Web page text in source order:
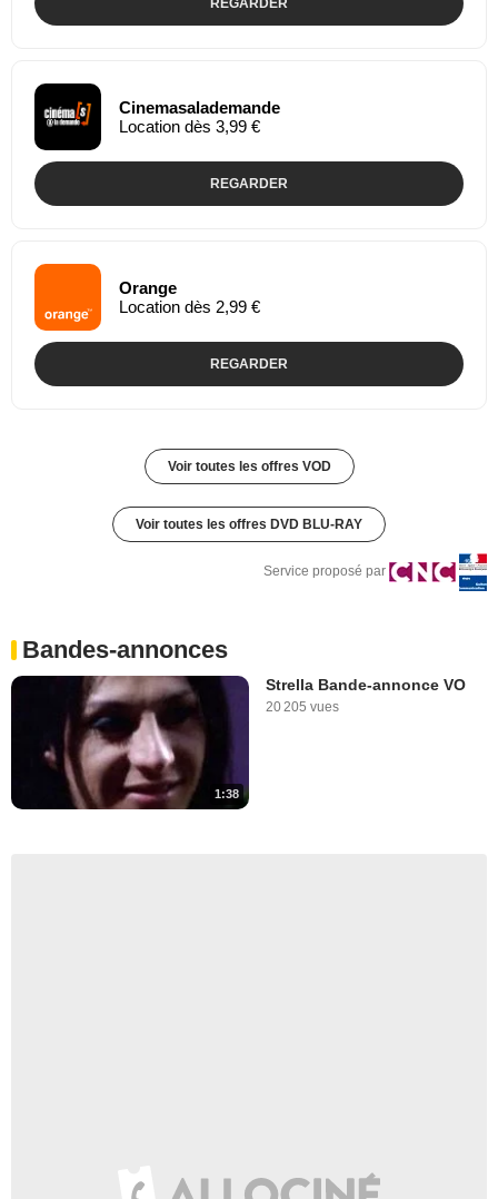
Cinemasalademande
Location dès 3,99 €
REGARDER
Orange
Location dès 2,99 €
REGARDER
Voir toutes les offres VOD
Voir toutes les offres DVD BLU-RAY
Service proposé par
Bandes-annonces
1:38
Strella Bande-annonce VO
20 205 vues